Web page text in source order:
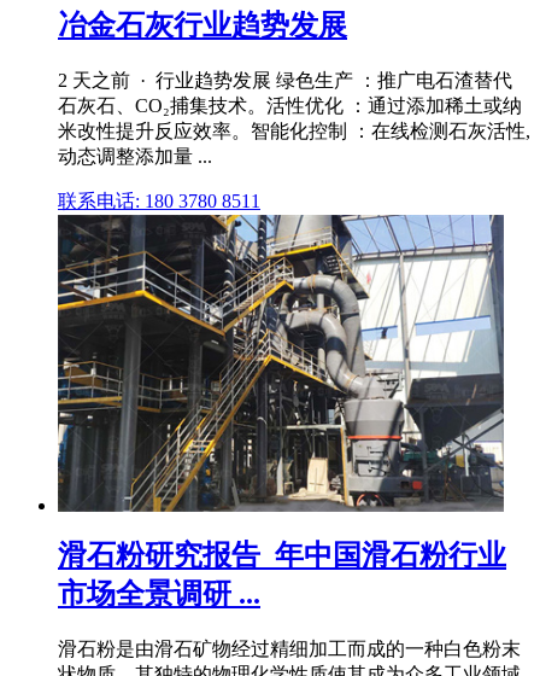
冶金石灰行业趋势发展
2 天之前 · 行业趋势发展 绿色生产 ：推广电石渣替代
石灰石、CO₂捕集技术。活性优化 ：通过添加稀土或纳
米改性提升反应效率。智能化控制 ：在线检测石灰活性,
动态调整添加量 ...
联系电话: 180 3780 8511
滑石粉研究报告_年中国滑石粉行业
市场全景调研 ...
滑石粉是由滑石矿物经过精细加工而成的一种白色粉末